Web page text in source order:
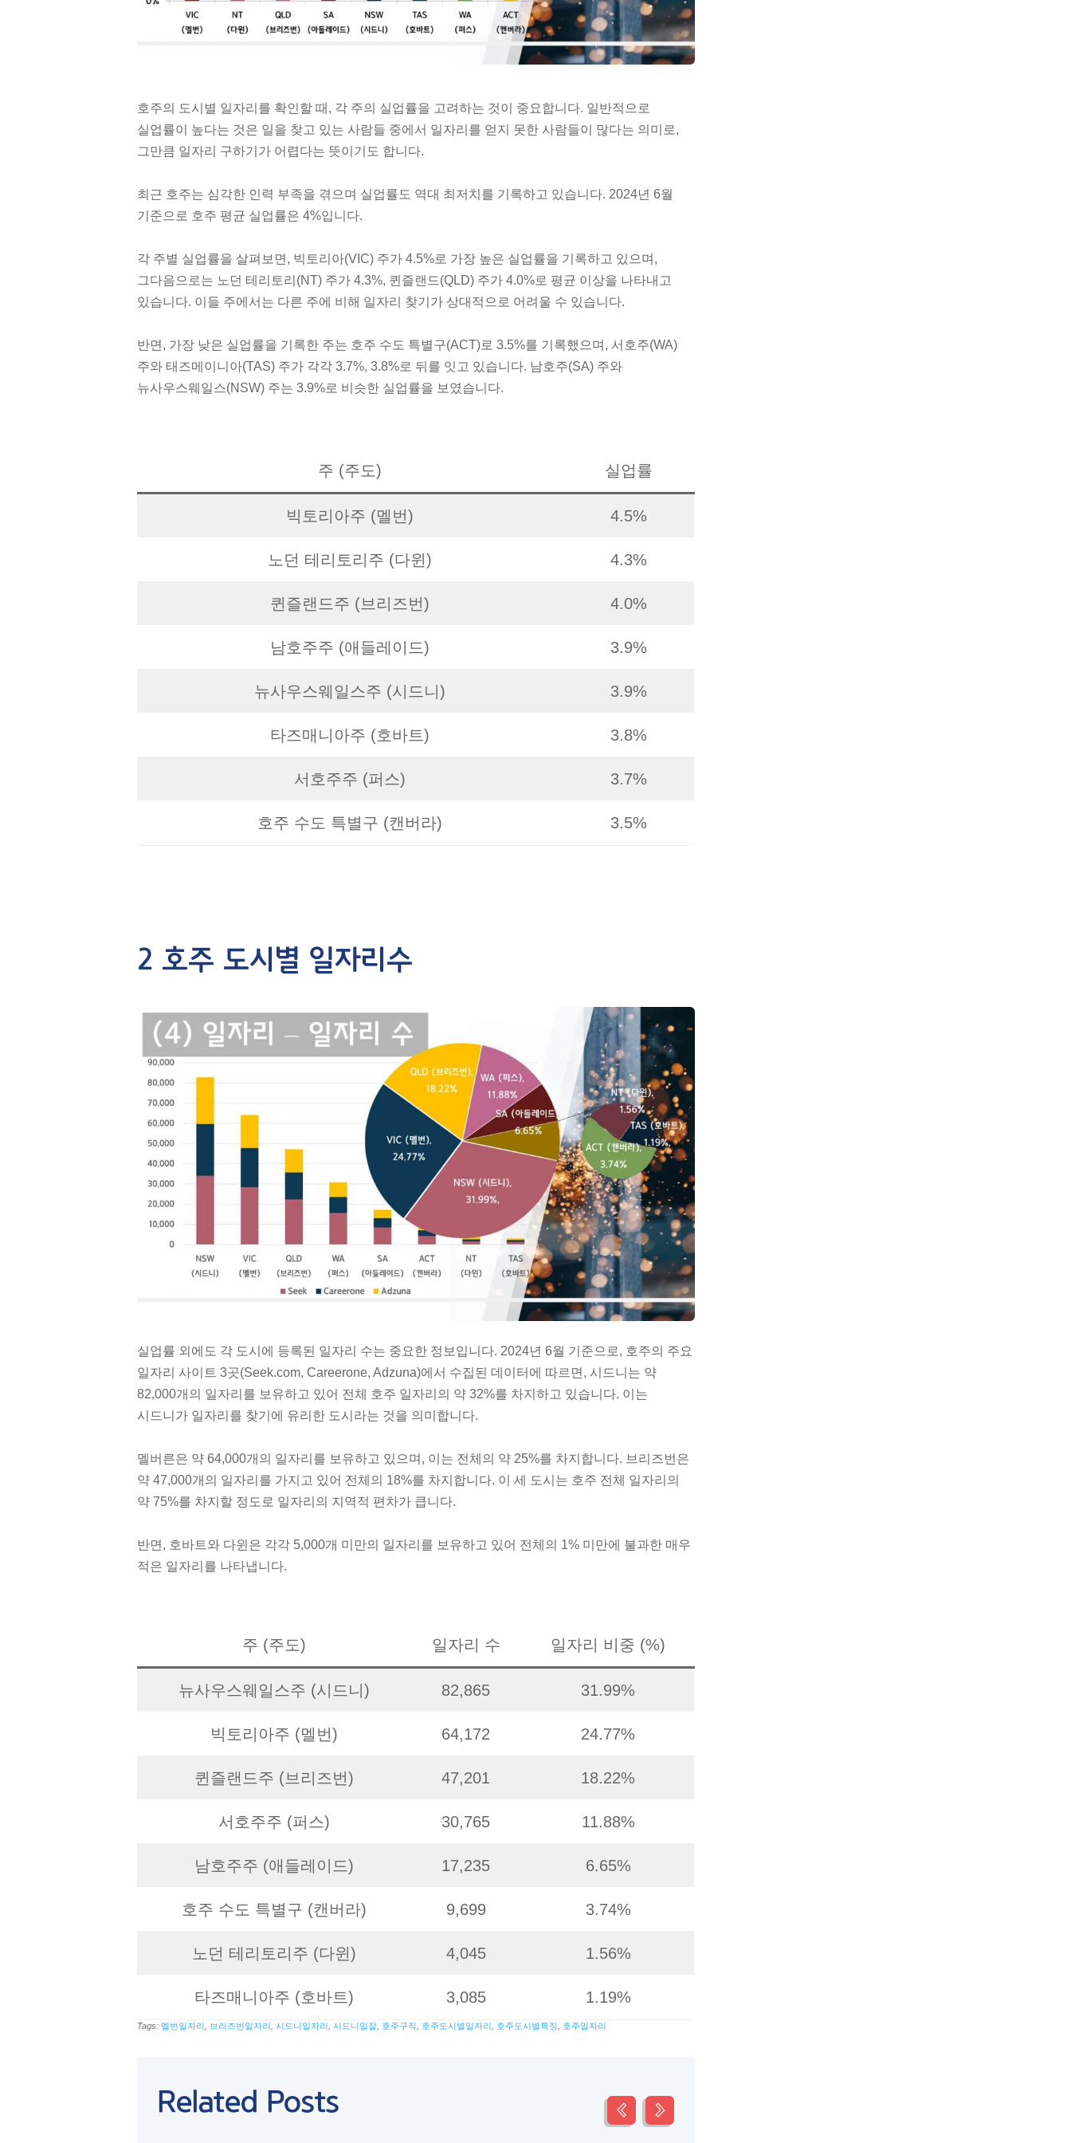
호주의 도시별 일자리를 확인할 때, 각 주의 실업률을 고려하는 것이 중요합니다. 일반적으로
실업률이 높다는 것은 일을 찾고 있는 사람들 중에서 일자리를 얻지 못한 사람들이 많다는 의미로,
그만큼 일자리 구하기가 어렵다는 뜻이기도 합니다.
최근 호주는 심각한 인력 부족을 겪으며 실업률도 역대 최저치를 기록하고 있습니다. 2024년 6월
기준으로 호주 평균 실업률은 4%입니다.
각 주별 실업률을 살펴보면, 빅토리아(VIC) 주가 4.5%로 가장 높은 실업률을 기록하고 있으며,
그다음으로는 노던 테리토리(NT) 주가 4.3%, 퀸즐랜드(QLD) 주가 4.0%로 평균 이상을 나타내고
있습니다. 이들 주에서는 다른 주에 비해 일자리 찾기가 상대적으로 어려울 수 있습니다.
반면, 가장 낮은 실업률을 기록한 주는 호주 수도 특별구(ACT)로 3.5%를 기록했으며, 서호주(WA)
주와 태즈메이니아(TAS) 주가 각각 3.7%, 3.8%로 뒤를 잇고 있습니다. 남호주(SA) 주와
뉴사우스웨일스(NSW) 주는 3.9%로 비슷한 실업률을 보였습니다.
주 (주도) 실업률
빅토리아주 (멜번) 4.5%
노던 테리토리주 (다윈) 4.3%
퀸즐랜드주 (브리즈번) 4.0%
남호주주 (애들레이드) 3.9%
뉴사우스웨일스주 (시드니) 3.9%
타즈매니아주 (호바트) 3.8%
서호주주 (퍼스) 3.7%
호주 수도 특별구 (캔버라) 3.5%
2 호주 도시별 일자리수
실업률 외에도 각 도시에 등록된 일자리 수는 중요한 정보입니다. 2024년 6월 기준으로, 호주의 주요
일자리 사이트 3곳(Seek.com, Careerone, Adzuna)에서 수집된 데이터에 따르면, 시드니는 약
82,000개의 일자리를 보유하고 있어 전체 호주 일자리의 약 32%를 차지하고 있습니다. 이는
시드니가 일자리를 찾기에 유리한 도시라는 것을 의미합니다.
멜버른은 약 64,000개의 일자리를 보유하고 있으며, 이는 전체의 약 25%를 차지합니다. 브리즈번은
약 47,000개의 일자리를 가지고 있어 전체의 18%를 차지합니다. 이 세 도시는 호주 전체 일자리의
약 75%를 차지할 정도로 일자리의 지역적 편차가 큽니다.
반면, 호바트와 다윈은 각각 5,000개 미만의 일자리를 보유하고 있어 전체의 1% 미만에 불과한 매우
적은 일자리를 나타냅니다.
주 (주도) 일자리 수 일자리 비중 (%)
뉴사우스웨일스주 (시드니) 82,865 31.99%
빅토리아주 (멜번) 64,172 24.77%
퀸즐랜드주 (브리즈번) 47,201 18.22%
서호주주 (퍼스) 30,765 11.88%
남호주주 (애들레이드) 17,235 6.65%
호주 수도 특별구 (캔버라) 9,699 3.74%
노던 테리토리주 (다윈) 4,045 1.56%
타즈매니아주 (호바트) 3,085 1.19%
Tags: 멜번일자리 브리즈번일자리 시드니일자리 시드니일잘 호주구직 호주도시별일자리 호주도시별특징 호주일자리
Related Posts